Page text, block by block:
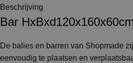
Beschrijving
Bar
De balies en barren van Shopmade
eenvoudig te plaatsen en